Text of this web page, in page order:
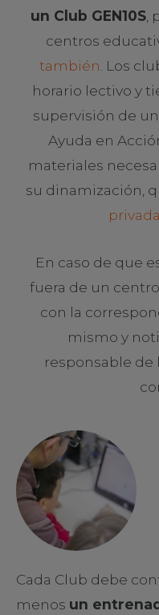
un Club GEN10S,
centros
también . Los
horario lectivo y
supervisión de
Ayuda en
materiales
su dinamización,
En caso de que
fuera de un
con la
mismo y
responsable de
Cada Club debe
menos un